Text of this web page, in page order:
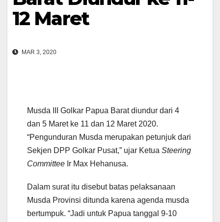
12 Maret
MAR 3, 2020
Musda III Golkar Papua Barat diundur dari 4
dan 5 Maret ke 11 dan 12 Maret 2020.
“Pengunduran Musda merupakan petunjuk dari
Sekjen DPP Golkar Pusat,” ujar Ketua Steering
Committee Ir Max Hehanusa.
Dalam surat itu disebut batas pelaksanaan
Musda Provinsi ditunda karena agenda musda
bertumpuk. “Jadi untuk Papua tanggal 9-10